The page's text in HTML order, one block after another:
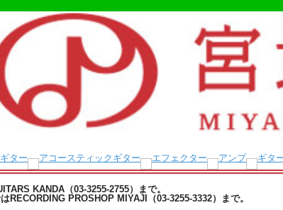
KANDA（03-3255-2755）まで。
RECORDING PROSHOP MIYAJI（03-3255-3332）まで。